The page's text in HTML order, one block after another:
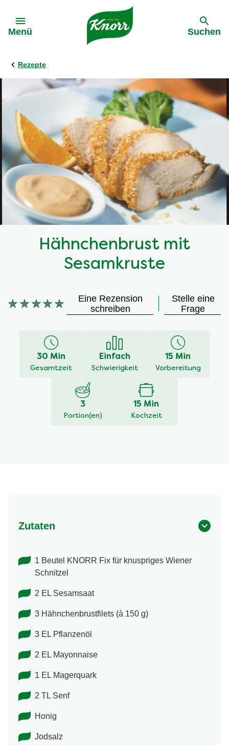
Menü Suchen
Rezepte
Hähnchenbrust mit
Sesamkruste
Keine
recipe
Eine Rezension
schreiben
Stelle eine
Frage
30 Min
Gesamtzeit
Einfach
Schwierigkeit
15 Min
Vorbereitung
3
Portion(en)
15 Min
Kochzeit
Zutaten
1 Beutel KNORR Fix für knuspriges Wiener
Schnitzel
2 EL Sesamsaat
3 Hähnchenbrustfilets (à 150 g)
3 EL Pflanzenöl
2 EL Mayonnaise
1 EL Magerquark
2 TL Senf
Honig
Jodsalz